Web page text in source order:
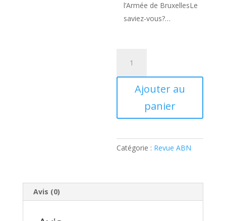
l’Armée de BruxellesLe
saviez-vous?…
Revue
Ajouter au
panier
Catégorie : Revue ABN
Avis (0)